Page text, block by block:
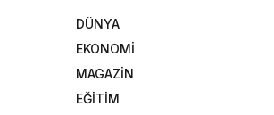
DÜNYA
EKONOMİ
MAGAZİN
EĞİTİM